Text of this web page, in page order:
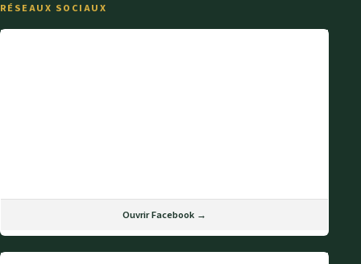
RÉSEAUX SOCIAUX
Ouvrir Facebook →